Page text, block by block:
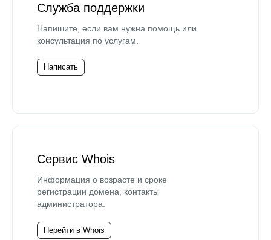
Служба поддержки
Напишите, если вам нужна помощь или
консультация по услугам.
Написать
Сервис Whois
Информация о возрасте и сроке
регистрации домена, контакты
администратора.
Перейти в Whois